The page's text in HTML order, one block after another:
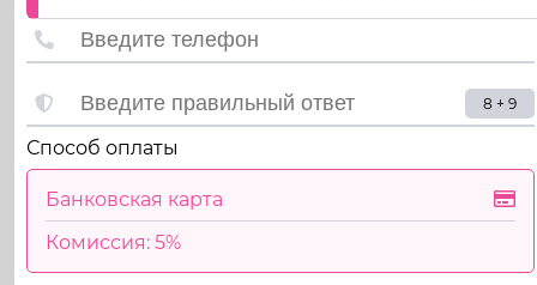
8 + 9
Способ оплаты
Банковская карта
Комиссия: 5%